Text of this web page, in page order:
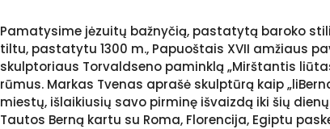
Pamatysime jėzuitų bažnyčią, pastatytą baroko
tiltu, pastatytu 1300 m., Papuoštais XVII amžiaus
skulptoriaus Torvaldseno paminklą „Mirštantis
rūmus. Markas Tvenas aprašė skulptūrą kaip
miestų, išlaikiusių savo pirminę išvaizdą iki šių
Tautos Berną kartu su Roma, Florencija, Egiptu